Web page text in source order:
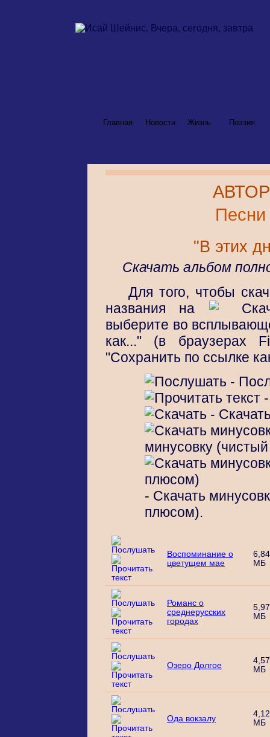
Главная Новости Жизнь Поэзия
Песни
"В этих
Скачать альбом
Для того, чтобы
названия на
выберите во
как..." (в браузерах
"Сохранить по ссылке
-
-
минусовку
- Скачать
плюсом).
Воспоминание о
цветущем мае
6,84
МБ
Романс о
среднерусских
городах
5,97
МБ
Озеро Долгое
4,57
МБ
Ода вокзалу
4,12
МБ